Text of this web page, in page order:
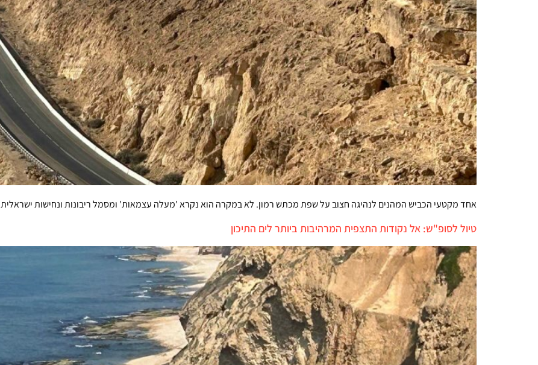
אחד מקטעי הכביש המהנים לנהיגה חצוב על שפת מכתש רמון. לא במקרה הוא נקרא 'מעלה עצמאות' ומסמל ריבונות ונחישות ישראלית
טיול לסופ"ש: אל נקודות התצפית המרהיבות ביותר לים התיכון